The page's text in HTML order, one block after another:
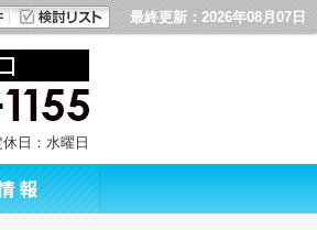
最終更新：2026年08月07日
日：水曜日